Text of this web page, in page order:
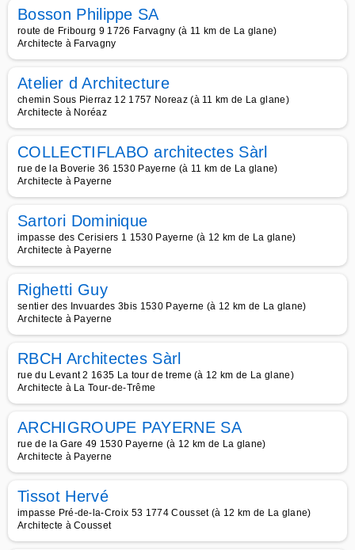
Bosson Philippe SA
route de Fribourg 9 1726 Farvagny (à 11 km de La glane)
Architecte à Farvagny
Atelier d Architecture
chemin Sous Pierraz 12 1757 Noreaz (à 11 km de La glane)
Architecte à Noréaz
COLLECTIFLABO architectes Sàrl
rue de la Boverie 36 1530 Payerne (à 11 km de La glane)
Architecte à Payerne
Sartori Dominique
impasse des Cerisiers 1 1530 Payerne (à 12 km de La glane)
Architecte à Payerne
Righetti Guy
sentier des Invuardes 3bis 1530 Payerne (à 12 km de La glane)
Architecte à Payerne
RBCH Architectes Sàrl
rue du Levant 2 1635 La tour de treme (à 12 km de La glane)
Architecte à La Tour-de-Trême
ARCHIGROUPE PAYERNE SA
rue de la Gare 49 1530 Payerne (à 12 km de La glane)
Architecte à Payerne
Tissot Hervé
impasse Pré-de-la-Croix 53 1774 Cousset (à 12 km de La glane)
Architecte à Cousset